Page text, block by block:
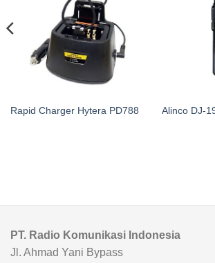
Rapid Charger Hytera PD788 Alinco DJ-
PT. Radio Komunikasi Indonesia
Jl. Ahmad Yani Bypass